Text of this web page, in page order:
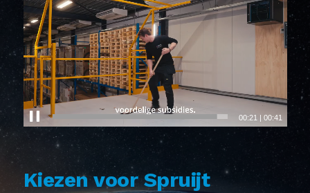
00:24 |00:41
Kiezen voor Spruijt